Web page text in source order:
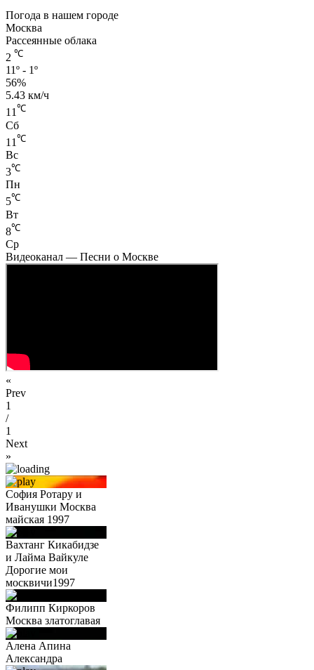
Погода в нашем городе
Москва
Рассеянные облака
2 ℃
11º - 1º
56%
5.43 км/ч
11℃
Сб
11 ℃
Вс
3℃
Пн
5℃
Вт
8℃
Ср
Видеоканал — Песни о Москве
«
Prev
1
/
1
Next
»
София Ротару и
Иванушки Москва
майская 1997
Вахтанг Кикабидзе
и Лайма Вайкуле
Дорогие мои
москвичи1997
Филипп Киркоров
Москва златоглавая
Алена Апина
Александра